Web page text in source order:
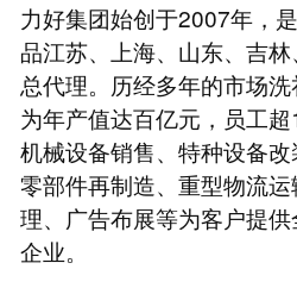
力好集团始创于2007年，
品江苏、上海、山东、吉
总代理。历经多年的市场
为年产值达百亿元，员工
机械设备销售、特种设备改
零部件再制造、重型物流
理、广告布展等为客户提
企业。